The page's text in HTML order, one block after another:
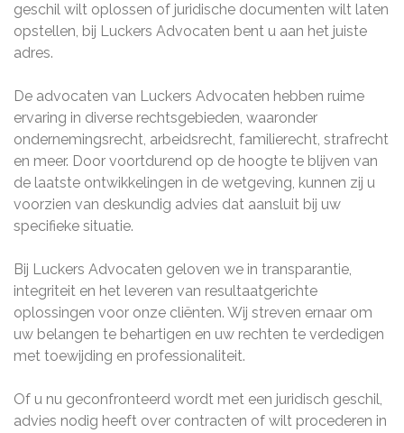
geschil wilt oplossen of juridische documenten wilt laten
opstellen, bij Luckers Advocaten bent u aan het juiste
adres.
De advocaten van Luckers Advocaten hebben ruime
ervaring in diverse rechtsgebieden, waaronder
ondernemingsrecht, arbeidsrecht, familierecht, strafrecht
en meer. Door voortdurend op de hoogte te blijven van
de laatste ontwikkelingen in de wetgeving, kunnen zij u
voorzien van deskundig advies dat aansluit bij uw
specifieke situatie.
Bij Luckers Advocaten geloven we in transparantie,
integriteit en het leveren van resultaatgerichte
oplossingen voor onze cliënten. Wij streven ernaar om
uw belangen te behartigen en uw rechten te verdedigen
met toewijding en professionaliteit.
Of u nu geconfronteerd wordt met een juridisch geschil,
advies nodig heeft over contracten of wilt procederen in